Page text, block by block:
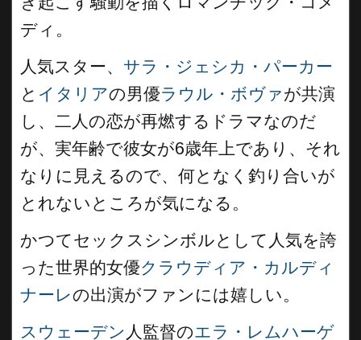
ディ。
人気スター、 サラ・ジェシカ・パーカー
と イタリアの男優ラウル・ボヴァが共演
し、二人の恋が再燃するドラマなのだ
が、実年齢で彼女が6歳年上であり、それ
なりに見えるので、何となく釣り合いが
とれないところが気になる。
かつてセックスシンボルとして人気を誇
った世界的女優クラウディア・カルディ
ナーレの出演がファンには嬉しい。
スウェーデン 人監督のエラ・レムハーゲ